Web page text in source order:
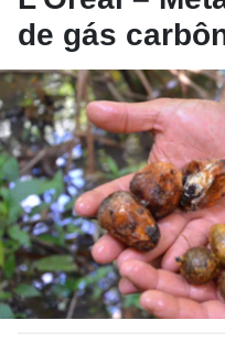
de gás